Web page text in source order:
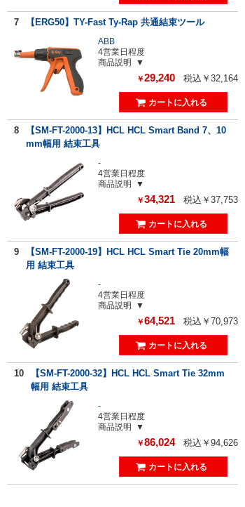
7 【ERG50】TY-Fast Ty-Rap 共通結束ツール
ABB
4営業日程度
商品説明
￥29,240 税込￥32,164
8
【SM-FT-2000-13】HCL HCL Smart Band 7、10
mm幅用 結束工具
-
4営業日程度
商品説明
￥34,321 税込￥37,753
9
【SM-FT-2000-19】HCL HCL Smart Tie 20mm幅
用 結束工具
-
4営業日程度
商品説明
￥64,521 税込￥70,973
10
【SM-FT-2000-32】HCL HCL Smart Tie 32mm
幅用 結束工具
-
4営業日程度
商品説明
￥86,024 税込￥94,626